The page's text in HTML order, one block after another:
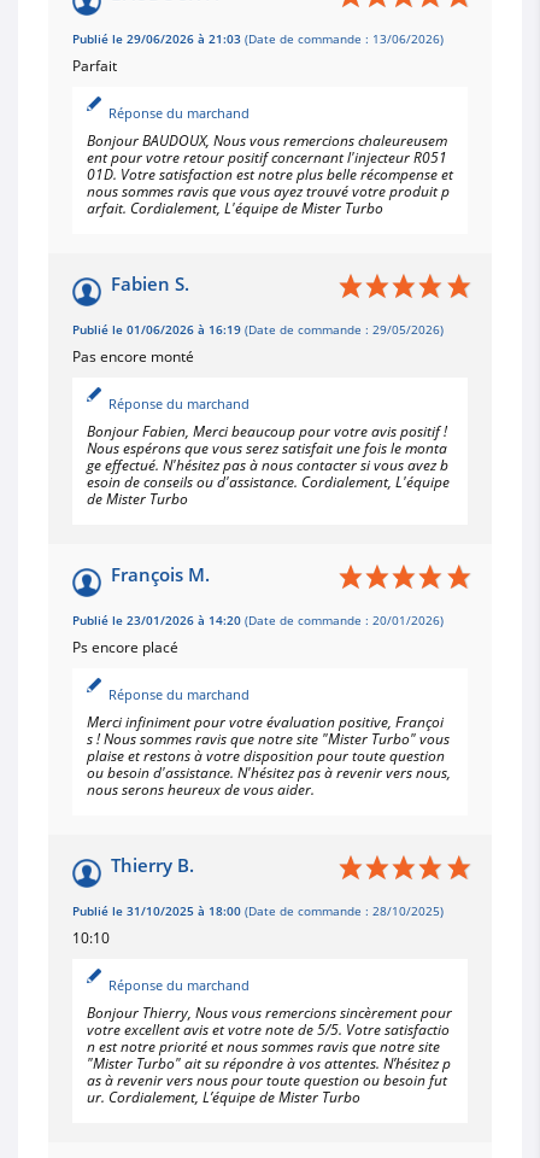
Publié le 29/06/2026 à 21:03 (Date de commande : 13/06/2026)
Parfait
Réponse du marchand
Bonjour BAUDOUX, Nous vous remercions chaleureusem
ent pour votre retour positif concernant l'injecteur R051
01D. Votre satisfaction est notre plus belle récompense et
nous sommes ravis que vous ayez trouvé votre produit p
arfait. Cordialement, L'équipe de Mister Turbo
Fabien S.
Publié le 01/06/2026 à 16:19 (Date de commande : 29/05/2026)
Pas encore monté
Réponse du marchand
Bonjour Fabien, Merci beaucoup pour votre avis positif !
Nous espérons que vous serez satisfait une fois le monta
ge effectué. N'hésitez pas à nous contacter si vous avez b
esoin de conseils ou d'assistance. Cordialement, L'équipe
de Mister Turbo
François M.
Publié le 23/01/2026 à 14:20 (Date de commande : 20/01/2026)
Ps encore placé
Réponse du marchand
Merci infiniment pour votre évaluation positive, Françoi
s ! Nous sommes ravis que notre site "Mister Turbo" vous
plaise et restons à votre disposition pour toute question
ou besoin d'assistance. N'hésitez pas à revenir vers nous,
nous serons heureux de vous aider.
Thierry B.
Publié le 31/10/2025 à 18:00 (Date de commande : 28/10/2025)
10:10
Réponse du marchand
Bonjour Thierry, Nous vous remercions sincèrement pour
votre excellent avis et votre note de 5/5. Votre satisfactio
n est notre priorité et nous sommes ravis que notre site
"Mister Turbo" ait su répondre à vos attentes. N’hésitez p
as à revenir vers nous pour toute question ou besoin fut
ur. Cordialement, L’équipe de Mister Turbo